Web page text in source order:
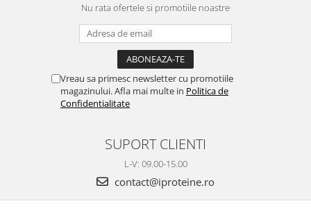
Nu rata ofertele si promotiile noastre
Vreau sa primesc newsletter cu promotiile
magazinului. Afla mai multe in Politica de
Confidentialitate
SUPORT CLIENTI
L-V: 09.00-15.00
contact@iproteine.ro